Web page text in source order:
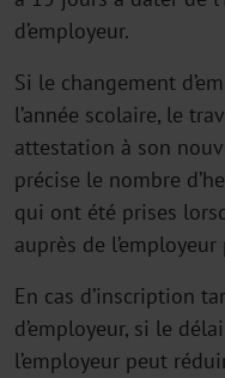
d’employeur.
Si le changement
l’année scolaire, le
attestation à son
précise le nombre
qui ont été prises
auprès de
En cas d’inscription
d’employeur, si le
l’employeur peut